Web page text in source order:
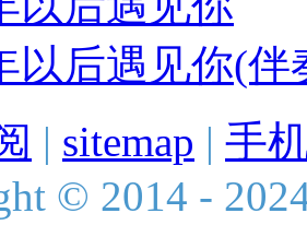
以后遇见你(伴
| sitemap | 手
© 2014 -